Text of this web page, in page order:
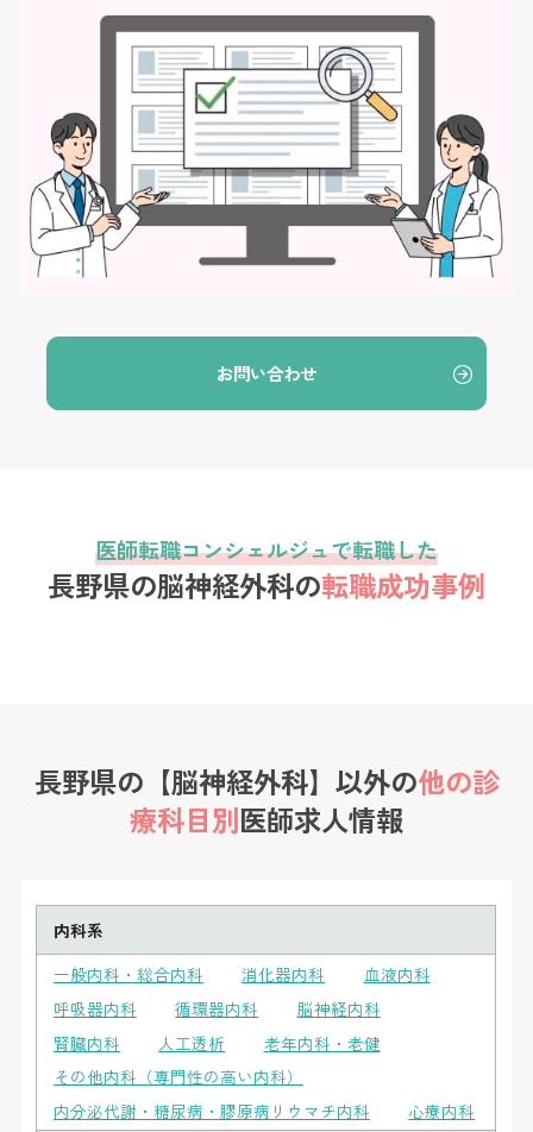
お問い合わせ
医師転職コンシェルジュで転職した
長野県の脳神経外科の転職成功事例
長野県の【脳神経外科】以外の他の診
療科目別医師求人情報
内科系
一般内科・総合内科
消化器内科
血液内科
呼吸器内科
循環器内科
脳神経内科
腎臓内科
人工透析
老年内科・老健
その他内科（専門性の高い内科）
内分泌代謝・糖尿病・膠原病リウマチ内科
心療内科